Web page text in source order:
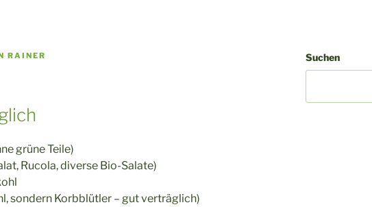
RAINER
grüne Teile)
Rucola, diverse Bio-Salate)
sondern Korbblütler – gut verträglich)
Suchen